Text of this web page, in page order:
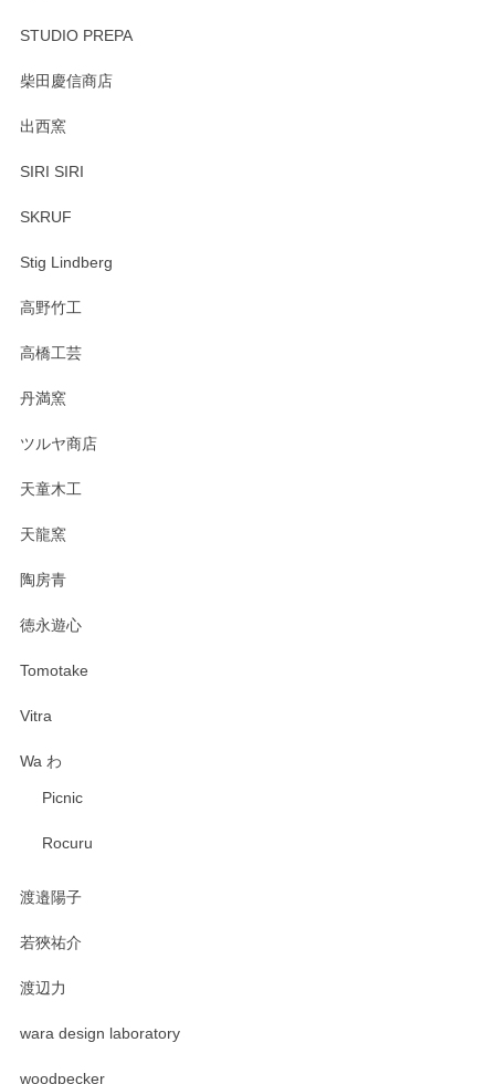
STUDIO PREPA
柴田慶信商店
出西窯
SIRI SIRI
SKRUF
Stig Lindberg
高野竹工
高橋工芸
丹満窯
ツルヤ商店
天童木工
天龍窯
陶房青
徳永遊心
Tomotake
Vitra
Wa わ
Picnic
Rocuru
渡邉陽子
若狹祐介
渡辺力
wara design laboratory
woodpecker